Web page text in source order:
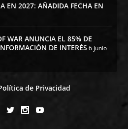
EN 2027: AÑADIDA FECHA EN
WAR ANUNCIA EL 85% DE
DE INTERÉS 6 junio
de Privacidad